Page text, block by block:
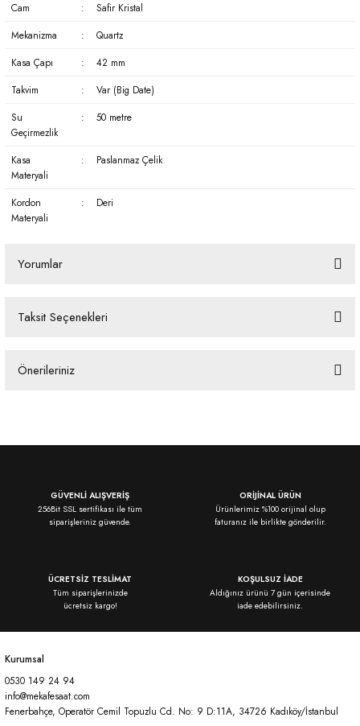
Cam :
Safir Kristal
Mekanizma
:
Quartz
Kasa Çapı
:
42 mm
Takvim
:
Var (Big Date)
Su
Geçirmezlik
: 50 metre
Kasa
Materyali
: Paslanmaz Çelik
Kordon
Materyali
: Deri
Yorumlar
Taksit Seçenekleri
Önerileriniz
Ürün resmi kalitesiz, bozuk veya görüntülenemiyor.
Ürün açıklamasında eksik bilgiler bulunuyor.
Bu ürüne benzer farklı alternatifler olmalı.
GÜVENLİ ALIŞVERİŞ
256Bit SSL sertifikası ile tüm
siparişleriniz güvende.
ORİJİNAL ÜRÜN
Ürünlerimiz %100 orijinal olup
faturanız ile birlikte gönderilir.
ÜCRETSİZ TESLİMAT
Tüm siparişlerinizde
ücretsiz kargo!
KOŞULSUZ İADE
Aldığınız ürünü 7 gün içerisinde
iade edebilirsiniz.
Kurumsal
0530 149 24 94
info@mekafesaat.com
Fenerbahçe, Operatör Cemil Topuzlu Cd. No: 9 D:11A, 34726 Kadıköy/İstanbul